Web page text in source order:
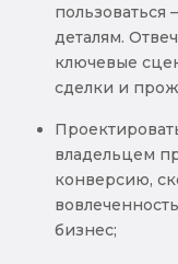
пользоваться
деталям.
ключевые
сделки и
владельцем
конверсию,
бизнес;